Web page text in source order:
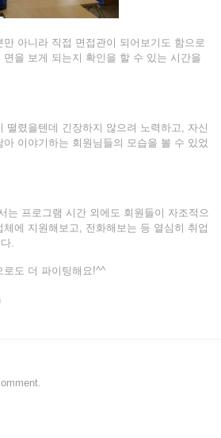
아니라 직접 면접관이 되어보기도 함으로
을 보게 되는지 확인을 할 수 있는 시간을
떨렸을텐데 긴장하지 않으려 노력하고, 자신
이야기하는 회원님들의 모습을 볼 수 있었
는 프로그램 시간 외에도 회원들이 자조적으
에 지원해보고, 전화해보는 등 열심히 취업
.
로도 더 파이팅해요!^^